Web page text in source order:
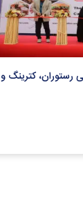
کترینگ و